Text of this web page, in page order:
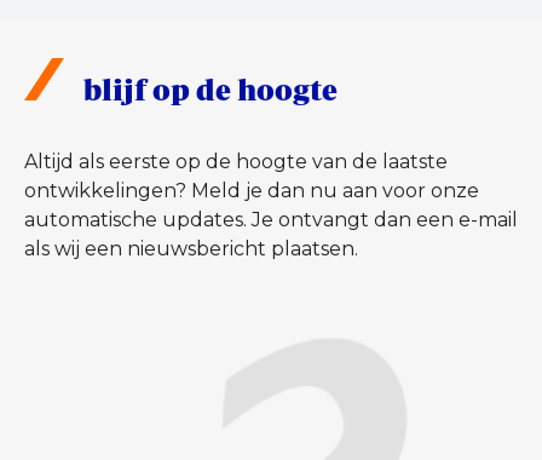
blijf op de hoogte
Altijd als eerste op de hoogte van de laatste
ontwikkelingen? Meld je dan nu aan voor onze
automatische updates. Je ontvangt dan een e-mail
als wij een nieuwsbericht plaatsen.